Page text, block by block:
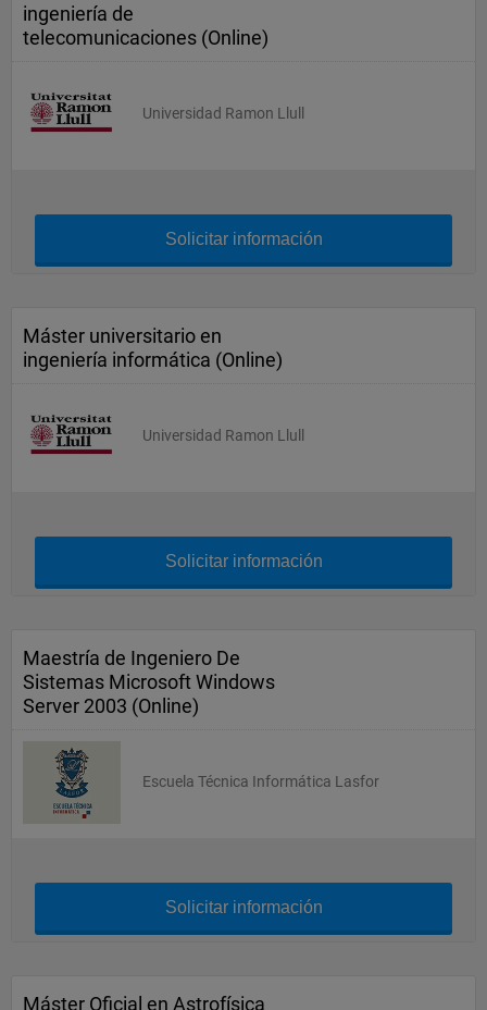
ingeniería de
telecomunicaciones (Online)
Universidad Ramon Llull
Solicitar información
Máster universitario en
ingeniería informática (Online)
Universidad Ramon Llull
Solicitar información
Maestría de Ingeniero De
Sistemas Microsoft Windows
Server 2003 (Online)
Escuela Técnica Informática Lasfor
Solicitar información
Máster Oficial en Astrofísica